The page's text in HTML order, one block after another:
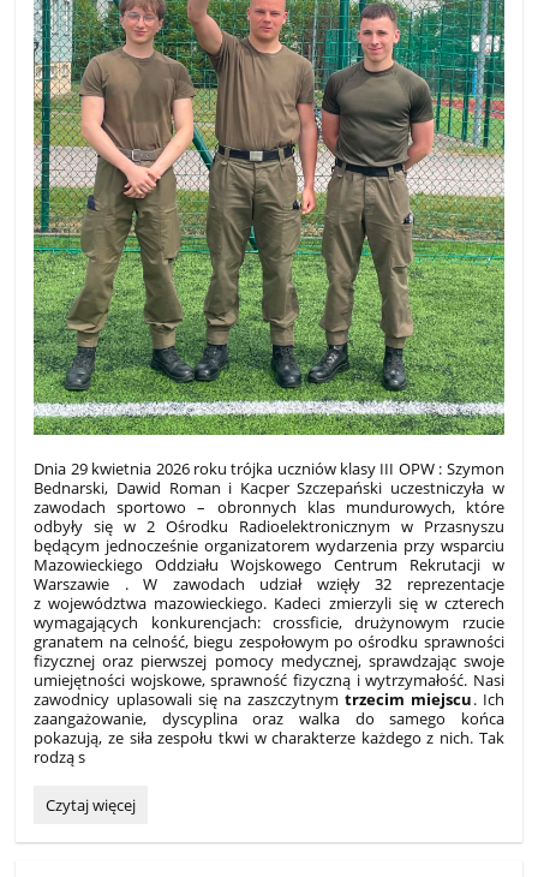
Dnia 29 kwietnia 2026 roku trójka uczniów klasy III OPW : Szymon
Bednarski, Dawid Roman i Kacper Szczepański uczestniczyła w
zawodach sportowo – obronnych klas mundurowych, które
odbyły się w 2 Ośrodku Radioelektronicznym w Przasnyszu
będącym jednocześnie organizatorem wydarzenia przy wsparciu
Mazowieckiego Oddziału Wojskowego Centrum Rekrutacji w
Warszawie . W zawodach udział wzięły 32 reprezentacje
z województwa mazowieckiego. Kadeci zmierzyli się w czterech
wymagających konkurencjach: crossficie, drużynowym rzucie
granatem na celność, biegu zespołowym po ośrodku sprawności
fizycznej oraz pierwszej pomocy medycznej, sprawdzając swoje
umiejętności wojskowe, sprawność fizyczną i wytrzymałość. Nasi
zawodnicy uplasowali się na zaszczytnymtrzecim miejscu. Ich
zaangażowanie, dyscyplina oraz walka do samego końca
pokazują, ze siła zespołu tkwi w charakterze każdego z nich. Tak
rodzą s
III
NASZYCH
Czytaj więcej